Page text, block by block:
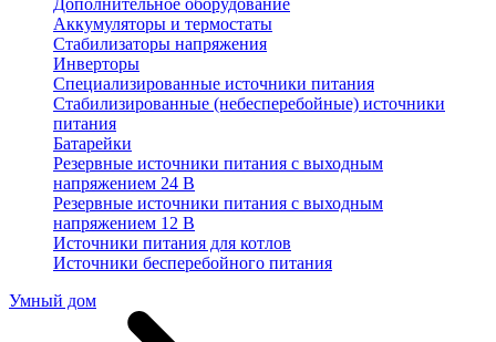
Дополнительное оборудование
Аккумуляторы и термостаты
Стабилизаторы напряжения
Инверторы
Специализированные источники питания
Стабилизированные (небесперебойные) источники
питания
Батарейки
Резервные источники питания с выходным
напряжением 24 В
Резервные источники питания с выходным
напряжением 12 В
Источники питания для котлов
Источники бесперебойного питания
Умный дом